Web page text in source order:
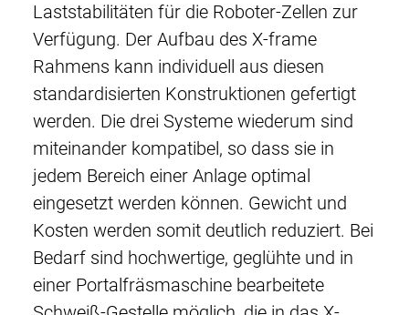
Laststabilitäten für die Roboter-Zellen zur
Verfügung. Der Aufbau des X-frame
Rahmens kann individuell aus diesen
standardisierten Konstruktionen gefertigt
werden. Die drei Systeme wiederum sind
miteinander kompatibel, so dass sie in
jedem Bereich einer Anlage optimal
eingesetzt werden können. Gewicht und
Kosten werden somit deutlich reduziert. Bei
Bedarf sind hochwertige, geglühte und in
einer Portalfräsmaschine bearbeitete